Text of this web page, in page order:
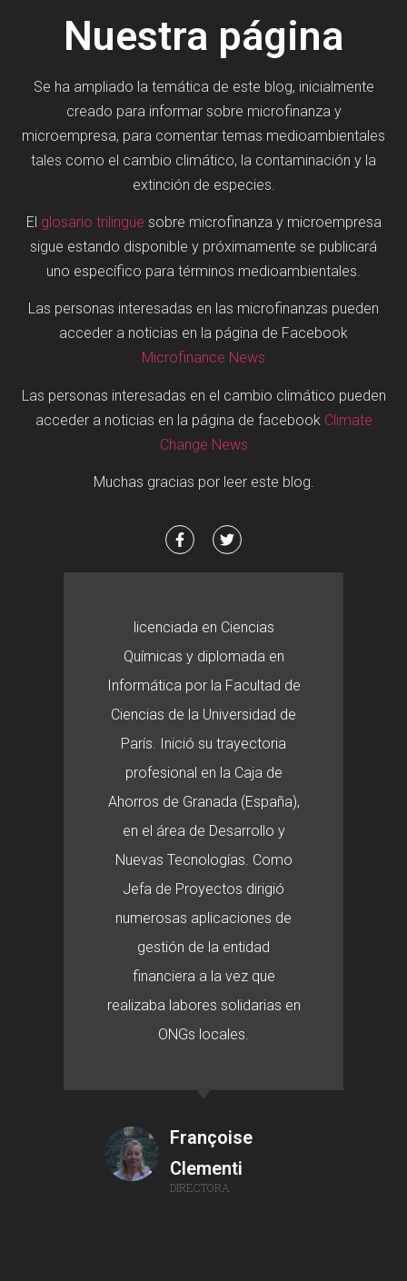
Nuestra página
Se ha ampliado la temática de este blog, inicialmente
creado para informar sobre microfinanza y
microempresa, para comentar temas medioambientales
tales como el cambio climático, la contaminación y la
extinción de especies.
El glosario trilingüe sobre microfinanza y microempresa
sigue estando disponible y próximamente se publicará
uno específico para términos medioambientales.
Las personas interesadas en las microfinanzas pueden
acceder a noticias en la página de Facebook
Microfinance News
Las personas interesadas en el cambio climático pueden
acceder a noticias en la página de facebook Climate
Change News
Muchas gracias por leer este blog.
licenciada en Ciencias
Químicas y diplomada en
Informática por la Facultad de
Ciencias de la Universidad de
París. Inició su trayectoria
profesional en la Caja de
Ahorros de Granada (España),
en el área de Desarrollo y
Nuevas Tecnologías. Como
Jefa de Proyectos dirigió
numerosas aplicaciones de
gestión de la entidad
financiera a la vez que
realizaba labores solidarias en
ONGs locales.
Françoise
Clementi
DIRECTORA